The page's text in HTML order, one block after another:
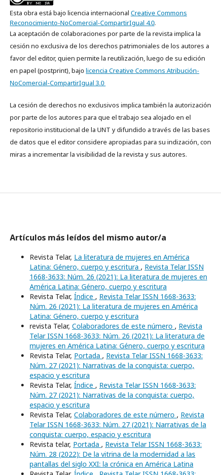
Esta obra está bajo licencia internacional Creative Commons
Reconocimiento-NoComercial-CompartirIgual 4.0.
La aceptación de colaboraciones por parte de la revista implica la
cesión no exclusiva de los derechos patrimoniales de los autores a
favor del editor, quien permite la reutilización, luego de su edición
en papel (postprint), bajo licencia Creative Commons Atribución-
NoComercial-CompartirIgual 3.0
La cesión de derechos no exclusivos implica también la autorización
por parte de los autores para que el trabajo sea alojado en el
repositorio institucional de la UNT y difundido a través de las bases
de datos que el editor considere apropiadas para su indización, con
miras a incrementar la visibilidad de la revista y sus autores.
Artículos más leídos del mismo autor/a
Revista Telar, La literatura de mujeres en América
Latina: Género, cuerpo y escritura , Revista Telar ISSN
1668-3633: Núm. 26 (2021): La literatura de mujeres en
América Latina: Género, cuerpo y escritura
Revista Telar, Índice , Revista Telar ISSN 1668-3633:
Núm. 26 (2021): La literatura de mujeres en América
Latina: Género, cuerpo y escritura
revista Telar, Colaboradores de este número , Revista
Telar ISSN 1668-3633: Núm. 26 (2021): La literatura de
mujeres en América Latina: Género, cuerpo y escritura
Revista Telar, Portada , Revista Telar ISSN 1668-3633:
Núm. 27 (2021): Narrativas de la conquista: cuerpo,
espacio y escritura
Revista Telar, Índice , Revista Telar ISSN 1668-3633:
Núm. 27 (2021): Narrativas de la conquista: cuerpo,
espacio y escritura
Revista Telar, Colaboradores de este número , Revista
Telar ISSN 1668-3633: Núm. 27 (2021): Narrativas de la
conquista: cuerpo, espacio y escritura
Revista telar, Portada , Revista Telar ISSN 1668-3633:
Núm. 28 (2022): De la vitrina de la modernidad a las
pantallas del siglo XXI: la crónica en América Latina